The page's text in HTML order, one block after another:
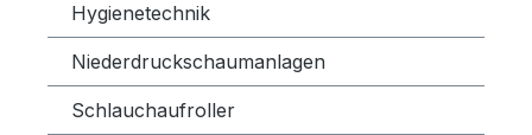
Hygienetechnik
Niederdruckschaumanlagen
Schlauchaufroller